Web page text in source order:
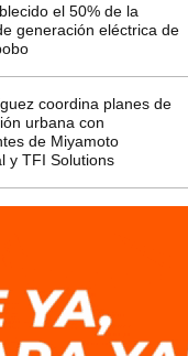
el 50% de la
generación eléctrica de
coordina planes de
urbana con
de Miyamoto
y TFI Solutions